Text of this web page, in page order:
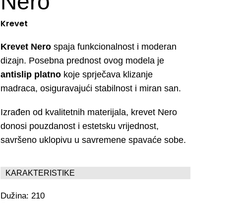
Krevet
Krevet Nerospaja funkcionalnost i moderan
dizajn. Posebna prednost ovog modela je
antislip platnokoje sprječava klizanje
madraca, osiguravajući stabilnost i miran san.
Izrađen od kvalitetnih materijala, krevet Nero
donosi pouzdanost i estetsku vrijednost,
savršeno uklopivu u savremene spavaće sobe.
KARAKTERISTIKE
Dužina: 210